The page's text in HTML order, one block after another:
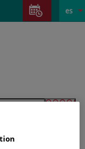
activo
es